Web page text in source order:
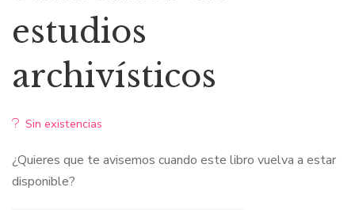
estudios
archivísticos
Sin existencias
¿Quieres que te avisemos cuando este libro vuelva a estar
disponible?